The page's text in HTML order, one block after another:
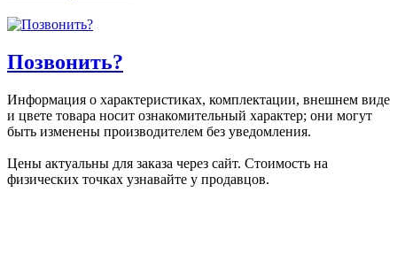
Позвонить?
Информация о характеристиках, комплектации, внешнем виде
и цвете товара носит ознакомительный характер; они могут
быть изменены производителем без уведомления.
Цены актуальны для заказа через сайт. Стоимость на
физических точках узнавайте у продавцов.